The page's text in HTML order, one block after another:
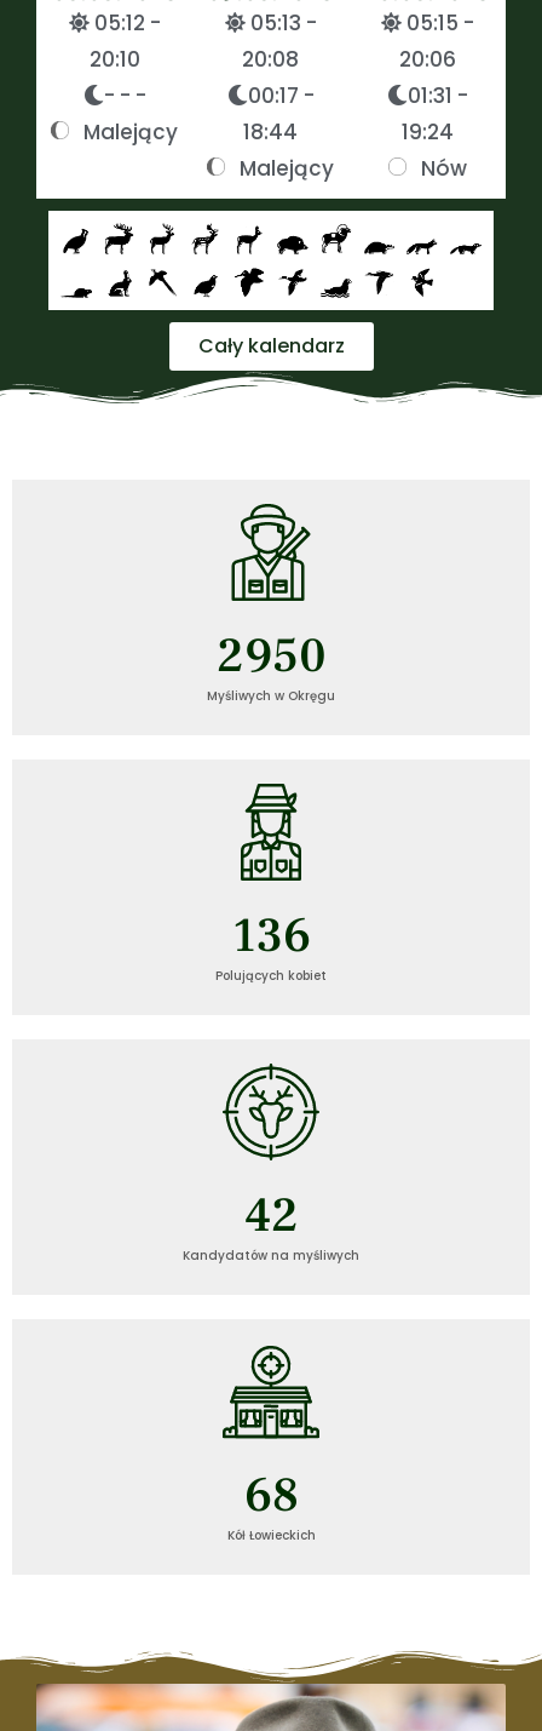
05:12 -
20:10
- - -
Malejący
05:13 -
20:08
00:17 -
18:44
Malejący
05:15 -
20:06
01:31 -
19:24
Nów
Cały kalendarz
Myśliwych w Okręgu
2950
Polujących kobiet
136
Kandydatów na myśliwych
43
Kół Łowieckich
69